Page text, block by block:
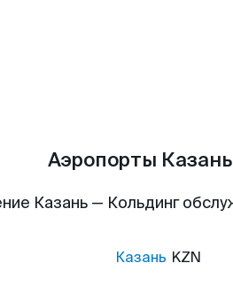
Аэропорты
Казань — Кольдинг
Казань KZN